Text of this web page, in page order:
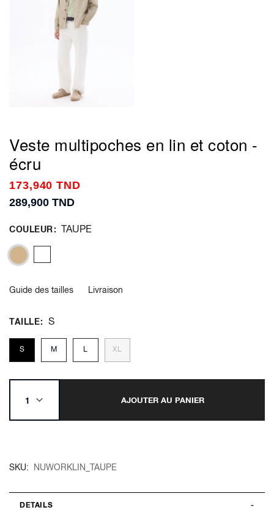
Veste multipoches en lin et coton -
écru
173,940 TND
289,900 TND
COULEUR TAUPE
Guide des tailles Livraison
TAILLE S
S M L XL
AJOUTER AU PANIER
SKU NUWORKLIN_TAUPE
DETAILS